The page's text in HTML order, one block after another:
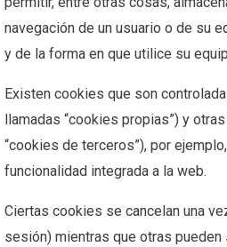
navegación de un usuario o de su
y de la forma en que utilice su
Existen cookies que son
llamadas “cookies propias”) y
“cookies de terceros”), por
funcionalidad integrada a la web.
Ciertas cookies se cancelan una
sesión) mientras que otras